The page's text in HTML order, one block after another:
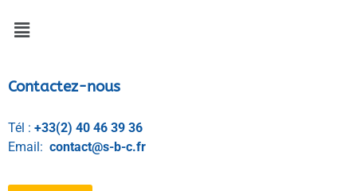
Contactez-nous
Tél : +33(2) 40 46 39 36
Email: contact@s-b-c.fr